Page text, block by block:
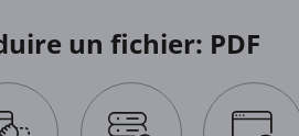
un fichier: PDF